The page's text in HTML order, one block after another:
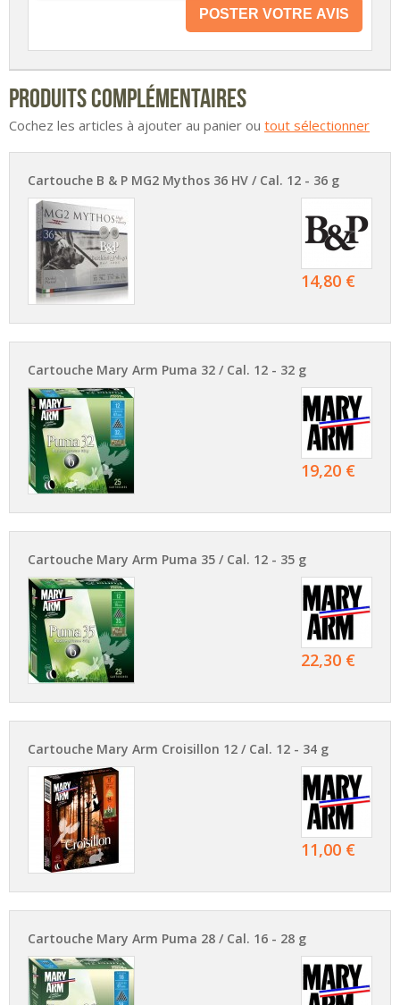
POSTER VOTRE AVIS
Produits complémentaires
Cochez les articles à ajouter au panier ou tout sélectionner
Cartouche B & P MG2 Mythos 36 HV / Cal. 12 - 36 g
14,80 €
Cartouche Mary Arm Puma 32 / Cal. 12 - 32 g
19,20 €
Cartouche Mary Arm Puma 35 / Cal. 12 - 35 g
22,30 €
Cartouche Mary Arm Croisillon 12 / Cal. 12 - 34 g
11,00 €
Cartouche Mary Arm Puma 28 / Cal. 16 - 28 g